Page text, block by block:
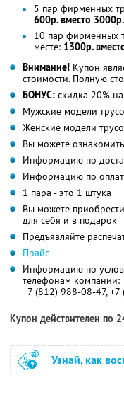
5 пар фирменных
600р. вместо 3000р.
10 пар фирменных
месте: 1300р.
Внимание! Купон
стоимости. Полную
БОНУС: скидка 20%
Мужские модели
Женские модели
Вы можете
Информацию по
Информацию по
1 пара - это 1 штука
Вы можете
для себя и в подарок
Предъявляйте
Прайс
Информацию по
телефонам компании:
+7 (812) 988-08-47,
Купон действителен по
Узнай, как